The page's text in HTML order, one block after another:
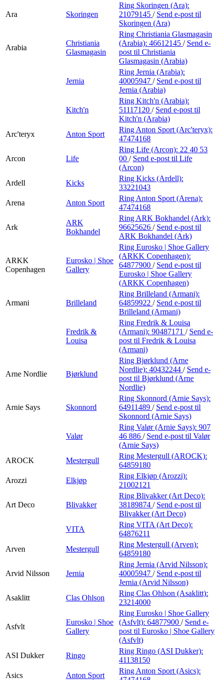
Ara Skoringen
Ring Skoringen (Ara):
21079145 / Send e-post til
Skoringen (Ara)
Arabia
Christiania
Glasmagasin
Ring Christiania Glasmagasin
(Arabia): 46612145 / Send e-
post til Christiania
Glasmagasin (Arabia)
Jernia
Ring Jernia (Arabia):
40005947 / Send e-post til
Jernia (Arabia)
Kitch'n
Ring Kitch'n (Arabia):
51117120 / Send e-post til
Kitch'n (Arabia)
Arc'teryx
Anton Sport
Ring Anton Sport (Arc'teryx):
47474168
Arcon Life
Ring Life (Arcon): 22 40 53
00 / Send e-post til Life
(Arcon)
Ardell
Kicks
Ring Kicks (Ardell):
33221043
Arena
Anton Sport
Ring Anton Sport (Arena):
47474168
Ark
ARK
Bokhandel
Ring ARK Bokhandel (Ark):
96625626 / Send e-post til
ARK Bokhandel (Ark)
ARKK
Copenhagen
Eurosko | Shoe
Gallery
Ring Eurosko | Shoe Gallery
(ARKK Copenhagen):
64877900 / Send e-post til
Eurosko | Shoe Gallery
(ARKK Copenhagen)
Armani Brilleland
Ring Brilleland (Armani):
64859922 / Send e-post til
Brilleland (Armani)
Fredrik &
Louisa
Ring Fredrik & Louisa
(Armani): 90487171 / Send e-
post til Fredrik & Louisa
(Armani)
Arne Nordlie Bjørklund
Ring Bjørklund (Arne
Nordlie): 40432244 / Send e-
post til Bjørklund (Arne
Nordlie)
Arnie Says Skonnord
Ring Skonnord (Arnie Says):
64911489 / Send e-post til
Skonnord (Arnie Says)
Valør
Ring Valør (Arnie Says): 907
46 886 / Send e-post til Valør
(Arnie Says)
AROCK
Mestergull
Ring Mestergull (AROCK):
64859180
Arozzi
Elkjøp
Ring Elkjøp (Arozzi):
21002121
Art Deco Blivakker
Ring Blivakker (Art Deco):
38189874 / Send e-post til
Blivakker (Art Deco)
VITA
Ring VITA (Art Deco):
64876211
Arven
Mestergull
Ring Mestergull (Arven):
64859180
Arvid Nilsson Jernia
Ring Jernia (Arvid Nilsson):
40005947 / Send e-post til
Jernia (Arvid Nilsson)
Asaklitt
Clas Ohlson
Ring Clas Ohlson (Asaklitt):
23214000
Asfvlt
Eurosko | Shoe
Gallery
Ring Eurosko | Shoe Gallery
(Asfvlt): 64877900 / Send e-
post til Eurosko | Shoe Gallery
(Asfvlt)
ASI Dukker
Ringo
Ring Ringo (ASI Dukker):
41138150
Asics
Anton Sport
Ring Anton Sport (Asics):